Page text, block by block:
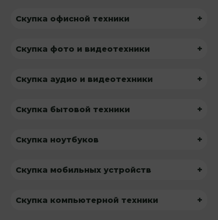
Скупка офисной техники +
Скупка фото и видеотехники +
Скупка аудио и видеотехники +
Скупка бытовой техники +
Скупка ноутбуков +
Скупка мобильных устройств +
Скупка компьютерной техники +